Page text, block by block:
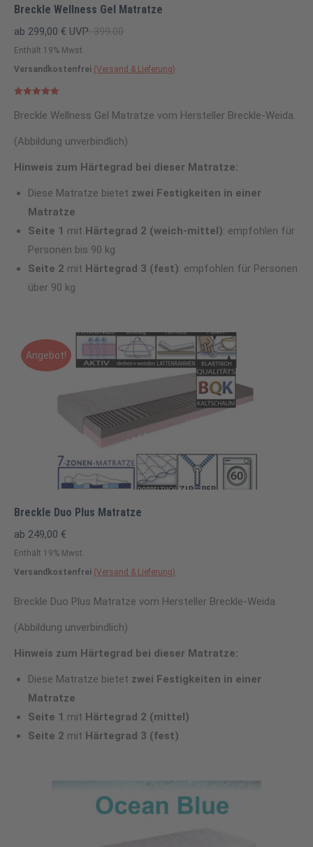
Breckle Wellness Gel Matratze
ab 299,00 € UVP:399.00
Enthält 19% Mwst.
Versandkostenfrei (Versand & Lieferung)
5.00von 5
Breckle Wellness Gel Matratze vom Hersteller Breckle-Weida.
(Abbildung unverbindlich)
Hinweis zum Härtegrad bei dieser Matratze:
Diese Matratze bietet zwei Festigkeiten in einer
Matratze
Seite 1 mit Härtegrad 2 (weich-mittel): empfohlen für
Personen bis 90 kg
Seite 2 mit Härtegrad 3 (fest): empfohlen für Personen
über 90 kg
Angebot!
Breckle Duo Plus Matratze
ab 249,00 €
Enthält 19% Mwst.
Versandkostenfrei (Versand & Lieferung)
Breckle Duo Plus Matratze vom Hersteller Breckle-Weida.
(Abbildung unverbindlich)
Hinweis zum Härtegrad bei dieser Matratze:
Diese Matratze bietet zwei Festigkeiten in einer
Matratze
Seite 1 mit Härtegrad 2 (mittel )
Seite 2 mit Härtegrad 3 (fest)